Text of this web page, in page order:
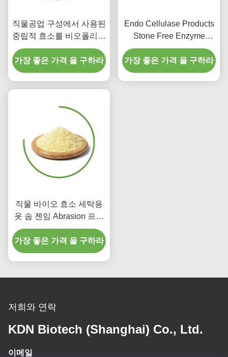
직물공업 구성에서 사용된
중립적 효소를 비오폴리싱
화학을 염색시킵니다
가장 좋은 가격 을 구하라
Endo Cellulase Products
Stone Free Enzyme
Wash For Jeans
Household Hospital
가장 좋은 가격 을 구하라
직물 바이오 효소 세탁용
옷 솜 젠임 Abrasion 프로
세스
가장 좋은 가격 을 구하라
저희와 연락
KDN Biotech (Shanghai) Co., Ltd.
이메일